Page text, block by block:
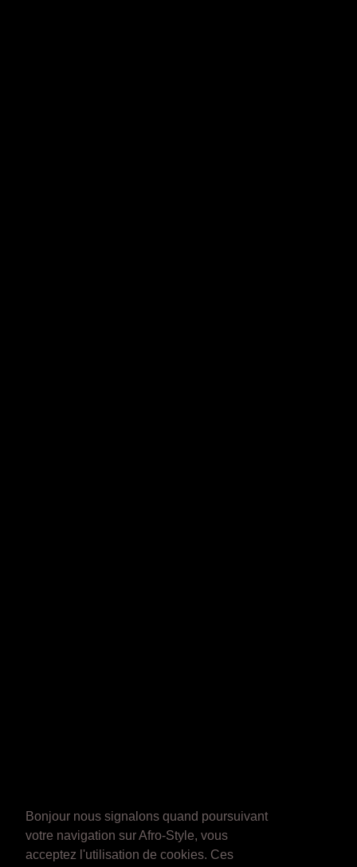
Bonjour nous signalons quand poursuivant
votre navigation sur Afro-Style, vous
acceptez l'utilisation de cookies. Ces